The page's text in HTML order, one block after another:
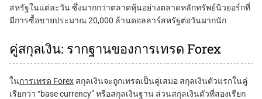
สหรัฐในแต่ละวัน ซึ่งมากกว่าตลาดหุ้นอย่างตลาดหลักทรัพย์นิวยอร์กที่
มีการซื้อขายประมาณ 20,000 ล้านดอลลาร์สหรัฐต่อวันมากนัก
คู่สกุลเงิน: รากฐานของการเทรด Forex
ในการเทรด Forex สกุลเงินจะถูกเทรดเป็นคู่เสมอ สกุลเงินตัวแรกในคู่
เรียกว่า “base currency” หรือสกุลเงินฐาน ส่วนสกุลเงินตัวที่สองเรียก